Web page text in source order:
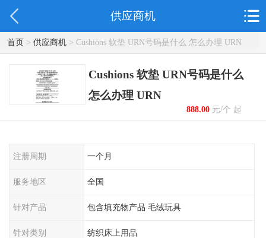
供应商机
首页> 供应商机> Cushions 软垫 URN号码是什么 怎么办理 URN
Cushions 软垫 URN号码是什么
怎么办理 URN
888.00元/个 起
注册周期 一个月
服务地区 全国
针对产品 包含填充物产品 毛绒玩具
针对类别 纺织床上用品